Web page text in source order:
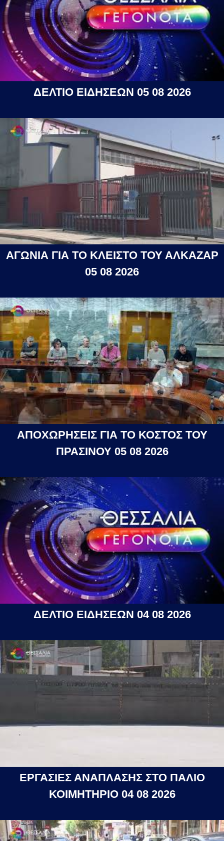
ΔΕΛΤΙΟ ΕΙΔΗΣΕΩΝ 05 08 2026
ΑΓΩΝΙΑ ΓΙΑ ΤΟ ΚΛΕΙΣΤΟ ΤΟΥ ΑΛΚΑΖΑΡ
05 08 2026
ΑΠΟΧΩΡΗΣΕΙΣ ΓΙΑ ΤΟ ΚΟΣΤΟΣ ΤΟΥ
ΠΡΑΣΙΝΟΥ 05 08 2026
ΔΕΛΤΙΟ ΕΙΔΗΣΕΩΝ 04 08 2026
ΕΡΓΑΣΙΕΣ ΑΝΑΠΛΑΣΗΣ ΣΤΟ ΠΑΛΙΟ
ΚΟΙΜΗΤΗΡΙΟ 04 08 2026